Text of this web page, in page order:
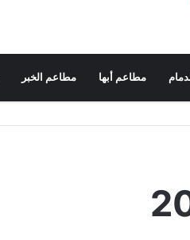
مطاعم أبها مطاعم الخبر